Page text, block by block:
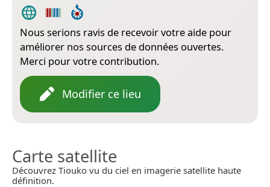
Nous serions ravis de recevoir votre aide pour
améliorer nos sources de données ouvertes.
Merci pour votre contribution.
Modifier ce lieu
Carte satellite
Découvrez Tiouko vu du ciel en imagerie satellite haute
définition.